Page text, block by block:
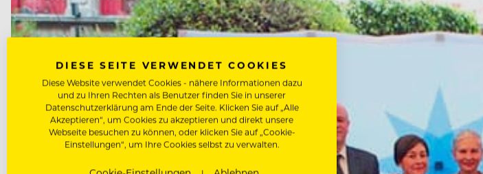
DIESE SEITE VERWENDET COOKIES
Diese Website verwendet Cookies - nähere Informationen dazu
und zu Ihren Rechten als Benutzer finden Sie in unserer
Datenschutzerklärung am Ende der Seite. Klicken Sie auf „Alle
Akzeptieren“, um Cookies zu akzeptieren und direkt unsere
Webseite besuchen zu können, oder klicken Sie auf „Cookie-
Einstellungen“, um Ihre Cookies selbst zu verwalten.